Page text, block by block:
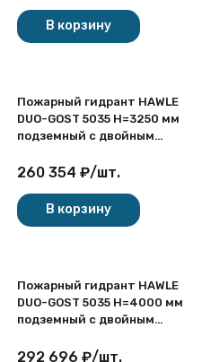
В корзину
Пожарный гидрант HAWLE
DUO-GOST 5035 H=3250 мм
подземный с двойным
260 354 ₽/шт.
В корзину
Пожарный гидрант HAWLE
DUO-GOST 5035 H=4000 мм
подземный с двойным
292 696 ₽/шт.